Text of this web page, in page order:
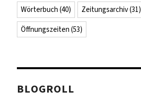
Wörterbuch (40) Zeitungsarchiv(31)
Öffnungszeiten (53)
BLOGROLL